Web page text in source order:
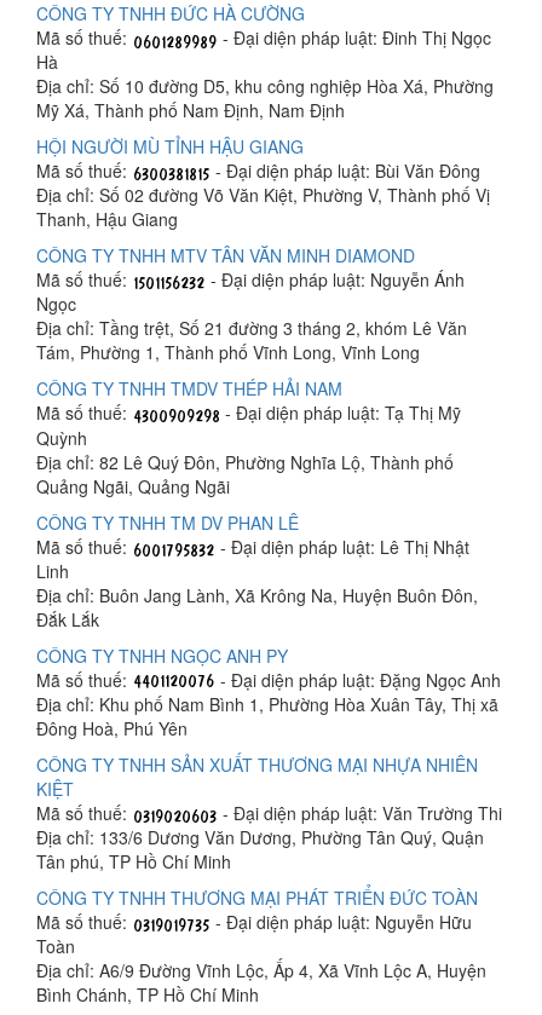
CÔNG TY TNHH ĐỨC HÀ CƯỜNG
Mã số thuế:
- Đại diện pháp luật: Đinh Thị Ngọc
Hà
Địa chỉ: Số 10 đường D5, khu công nghiệp Hòa Xá, Phường
Mỹ Xá, Thành phố Nam Định, Nam Định
HỘI NGƯỜI MÙ TỈNH HẬU GIANG
Mã số thuế:
- Đại diện pháp luật: Bùi Văn Đông
Địa chỉ: Số 02 đường Võ Văn Kiệt, Phường V, Thành phố Vị
Thanh, Hậu Giang
CÔNG TY TNHH MTV TÂN VĂN MINH DIAMOND
Mã số thuế:
- Đại diện pháp luật: Nguyễn Ánh
Ngọc
Địa chỉ: Tầng trệt, Số 21 đường 3 tháng 2, khóm Lê Văn
Tám, Phường 1, Thành phố Vĩnh Long, Vĩnh Long
CÔNG TY TNHH TMDV THÉP HẢI NAM
Mã số thuế:
- Đại diện pháp luật: Tạ Thị Mỹ
Quỳnh
Địa chỉ: 82 Lê Quý Đôn, Phường Nghĩa Lộ, Thành phố
Quảng Ngãi, Quảng Ngãi
CÔNG TY TNHH TM DV PHAN LÊ
Mã số thuế:
- Đại diện pháp luật: Lê Thị Nhật
Linh
Địa chỉ: Buôn Jang Lành, Xã Krông Na, Huyện Buôn Đôn,
Đắk Lắk
CÔNG TY TNHH NGỌC ANH PY
Mã số thuế:
- Đại diện pháp luật: Đặng Ngọc Anh
Địa chỉ: Khu phố Nam Bình 1, Phường Hòa Xuân Tây, Thị xã
Đông Hoà, Phú Yên
CÔNG TY TNHH SẢN XUẤT THƯƠNG MẠI NHỰA NHIÊN
KIỆT
Mã số thuế:
- Đại diện pháp luật: Văn Trường Thi
Địa chỉ: 133/6 Dương Văn Dương, Phường Tân Quý, Quận
Tân phú, TP Hồ Chí Minh
CÔNG TY TNHH THƯƠNG MẠI PHÁT TRIỂN ĐỨC TOÀN
Mã số thuế:
- Đại diện pháp luật: Nguyễn Hữu
Toàn
Địa chỉ: A6/9 Đường Vĩnh Lộc, Ấp 4, Xã Vĩnh Lộc A, Huyện
Bình Chánh, TP Hồ Chí Minh